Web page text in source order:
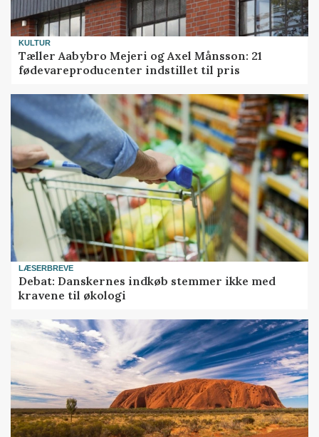
KULTUR
Tæller Aabybro Mejeri og Axel Månsson: 21
fødevareproducenter indstillet til pris
LÆSERBREVE
Debat: Danskernes indkøb stemmer ikke med
kravene til økologi